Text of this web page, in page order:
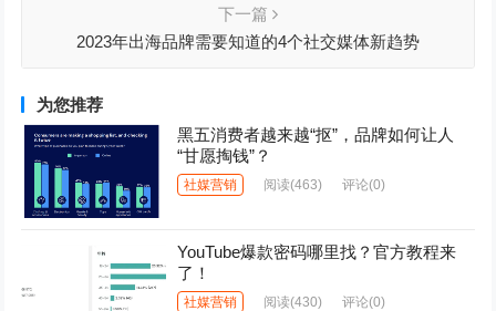
下一篇
2023年出海品牌需要知道的4个社交媒体新趋势
为您推荐
黑五消费者越来越“抠”，品牌如何让人
“甘愿掏钱”？
社媒营销 阅读(463) 评论(0)
YouTube爆款密码哪里找？官方教程来
了！
社媒营销 阅读(430) 评论(0)